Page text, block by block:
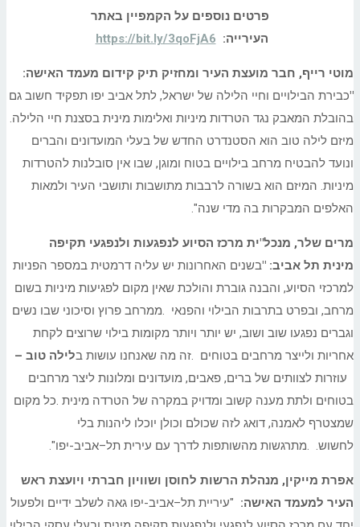
פרטים נוספים על הקמפיין באתר
העירייה:
https://bit.ly/3qoFjA6
מוטי רייף, חבר מועצת העיר ומחזיק תיק קידום מעמד האישה:
"כבירת הבילויים וחיי הלילה של ישראל, לתל אביב יפו תפקיד חשוב גם
בהובלת המאבק נגד הטרדות מיניות ואלימות מינית בסצנת חיי הלילה.
מיזם לילה טוב הוא הסטנדרט החדש של בעלי המועדונים והברים
ונועד להבטיח מרחב בילויים בטוח ומוגן, שבו אין סובלנות להטרדות
מיניות. המיזם הוא בשורה לרבבות מתושבות ותושבי העיר ולמאות
האלפים המבקרות בה מדי שנה".
מרים שלר, מנכל"ית מרכז הסיוע לנפגעות ולנפגעי תקיפה
מינית תל אביב:
"בשנים האחרונות יש עליה דרמטית במספר הפניות
למרכזי הסיוע, והבנה גוברת והולכת שאין מקום לפגיעות מיניות בשום
מרחב, ובפרט בתרבות הבילוי והפנאי .ממרחב פרוץ וסיכוני שבו נשים
וגברים נפגעו שוב ושוב, יש יותר ויותר מקומות בילוי שרוצים לקחת
אחריות ולייצר מרחבים בטוחים .זה מה שאנחנו עושות בלילה טוב –
עוזרות לצוותים של ברים, פאבים, מועדונים ומלונות ליצר מרחבים
בטוחים ולתת מענה קשוב ומדויק במקרה של הטרדה מינית .כל מקום
שמצטרף לאמנה, דואג לזה שכולם וכולן יוכלו ליהנות בלי
לחשוש. .מתרגשות מהשותפות לדרך עם עירית תל–אביב-יפו".
אפרת מייקין, מנהלת הרשות לחוסן ושוויון חברתי ויועצת ראש
העיר למעמד האישה: "עיריית תל–אביב-יפו גאה לשלב ידיים ולפעול